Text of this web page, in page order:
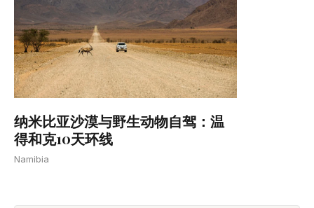
纳米比亚沙漠与野生动物自驾：温
得和克10天环线
Namibia